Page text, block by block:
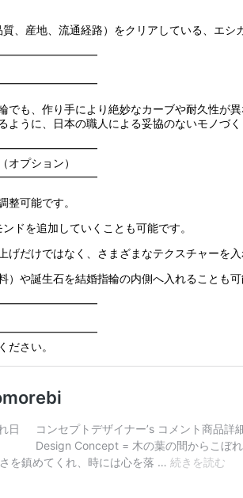
、産地、流通経路）をクリアしている、エシ
でも、作り手により絶妙なカーブや耐久性が異
ように、日本の職人による妥協のないモノづく
オプション）
整可能です。
ドを追加していくことも可能です。
げだけではなく、さまざまなテクスチャーを入
）や誕生石を結婚指輪の内側へ入れることも可
ださい。